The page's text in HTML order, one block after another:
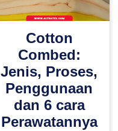
Cotton
Combed:
Jenis, Proses,
Penggunaan
dan 6 cara
Perawatannya